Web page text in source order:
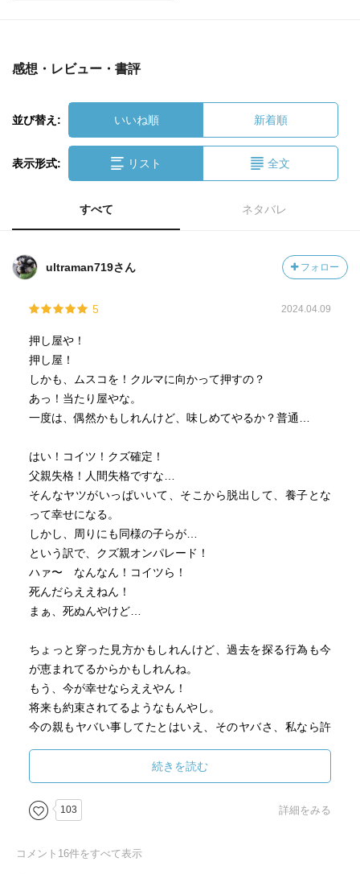
感想・レビュー・書評
並び替え: いいね順 新着順
表示形式: リスト 全文
すべて ネタバレ
ultraman719さん フォロー
5 2024.04.09
押し屋や！
押し屋！
しかも、ムスコを！クルマに向かって押すの？
あっ！当たり屋やな。
一度は、偶然かもしれんけど、味しめてやるか？普通…
はい！コイツ！クズ確定！
父親失格！人間失格ですな…
そんなヤツがいっぱいいて、そこから脱出して、養子とな
って幸せになる。
しかし、周りにも同様の子らが…
という訳で、クズ親オンパレード！
ハァ〜 なんなん！コイツら！
死んだらええねん！
まぁ、死ぬんやけど…
ちょっと穿った見方かもしれんけど、過去を探る行為も今
が恵まれてるからかもしれんね。
もう、今が幸せならええやん！
将来も約束されてるようなもんやし。
今の親もヤバい事してたとはいえ、そのヤバさ、私なら許
ラストは、織姫というか、七夕の世界でええ感じの感動で
終わる！
え！でも、これ伊岡瞬さんの作品やん！
続きを読む
103 詳細をみる
コメント 16件をすべて表示